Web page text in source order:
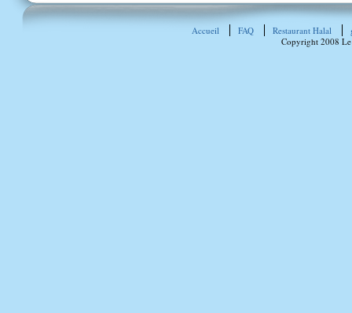
Accueil FAQ Restaurant Halal
Copyright 2008